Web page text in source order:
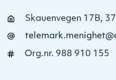
Skauenvegen 17B,
Org.nr. 988 910 155